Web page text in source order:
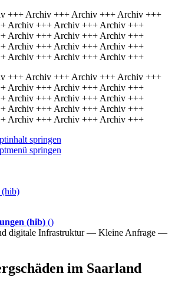
+++ Archiv +++ Archiv +++ Archiv +++
Archiv +++ Archiv +++ Archiv +++
Archiv +++ Archiv +++ Archiv +++
Archiv +++ Archiv +++ Archiv +++
Archiv +++ Archiv +++ Archiv +++
+++ Archiv +++ Archiv +++ Archiv +++
Archiv +++ Archiv +++ Archiv +++
Archiv +++ Archiv +++ Archiv +++
Archiv +++ Archiv +++ Archiv +++
Archiv +++ Archiv +++ Archiv +++
springen
springen
(hib)
(hib) ()
digitale Infrastruktur — Kleine Anfrage —
im Saarland